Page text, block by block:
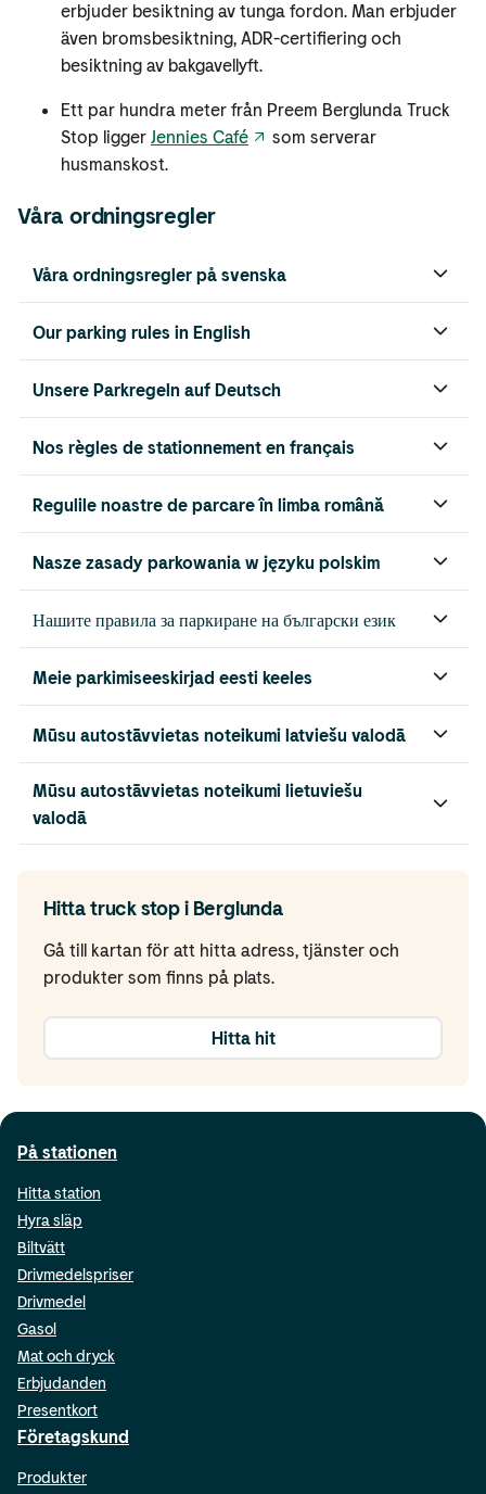
erbjuder besiktning av tunga fordon. Man erbjuder
även bromsbesiktning, ADR-certifiering och
besiktning av bakgavellyft.
Ett par hundra meter från Preem Berglunda Truck
Stop ligger Jennies Café
som serverar
husmanskost.
Våra ordningsregler
Våra ordningsregler på svenska
Our parking rules in English
Unsere Parkregeln auf Deutsch
Nos règles de stationnement en français
Regulile noastre de parcare în limba română
Nasze zasady parkowania w języku polskim
Нашите правила за паркиране на български език
Meie parkimiseeskirjad eesti keeles
Mūsu autostāvvietas noteikumi latviešu valodā
Mūsu autostāvvietas noteikumi lietuviešu
valodā
Hitta truck stop i Berglunda
Gå till kartan för att hitta adress, tjänster och
produkter som finns på plats.
Hitta hit
På stationen
Hitta station
Hyra släp
Biltvätt
Drivmedelspriser
Drivmedel
Gasol
Mat och dryck
Erbjudanden
Presentkort
Företagskund
Produkter